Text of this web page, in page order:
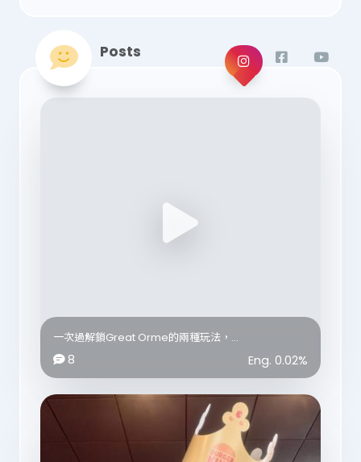
Posts
一次過解鎖Great Orme的兩種玩法，
The ultimate way to explore Llandudno🇬🇧💕
📍Victoria Station, Church Walks, Llandudno, LL30
2NB
💷Adult: £10.55 for one way or £12.30 for return
Child: £8.05 for one way or £9.30 for return
8 Eng. 0.02%